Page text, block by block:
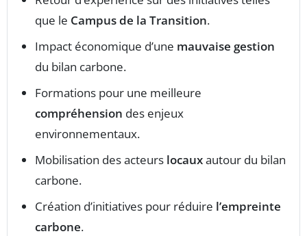
que le Campus de la Transition.
Impact économique d’une mauvaise gestion
du bilan carbone.
Formations pour une meilleure
compréhension des enjeux
environnementaux.
Mobilisation des acteurs locauxautour du bilan
carbone.
Création d’initiatives pour réduire l’empreinte
carbone.